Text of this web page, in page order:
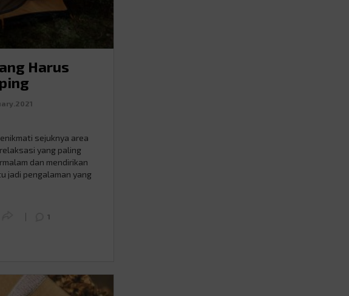
Harus
sejuknya area
yang paling
dan mendirikan
jadi pengalaman yang
Nah, berikut ini …
1